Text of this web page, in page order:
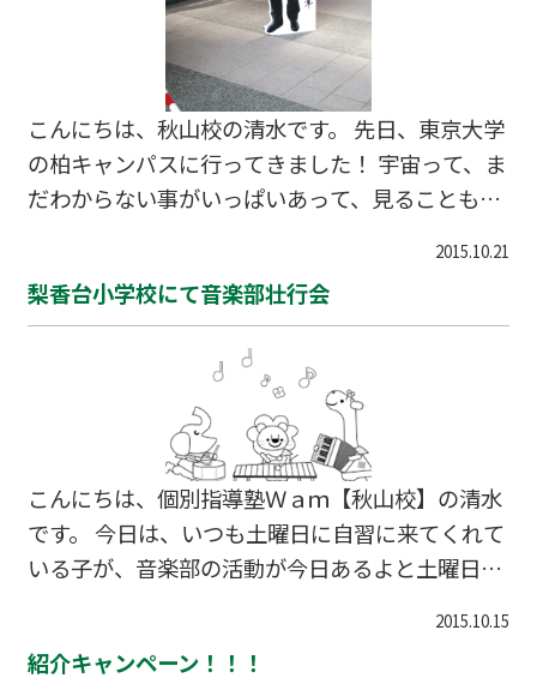
こんにちは、秋山校の清水です。 先日、東京大学
の柏キャンパスに行ってきました！ 宇宙って、ま
だわからない事がいっぱいあって、見ることもで
ています！って、先生もわからない事だらけなん
だけど。。。 わからない事も生徒さんや親御さん
2015.10.21
梨香台小学校にて音楽部壮行会
こんにちは、個別指導塾Ｗａｍ【秋山校】の清水
です。 今日は、いつも土曜日に自習に来てくれて
いる子が、音楽部の活動が今日あるよと土曜日に
で、勉強以外にもがんばってるのを聞いてうれし
く思いました。 勉強も大事ですが、それ以外にも
2015.10.15
紹介キャンペーン！！！